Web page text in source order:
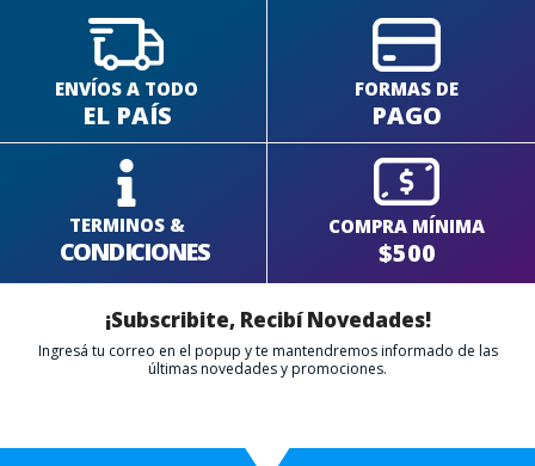
ENVÍOS A TODO
EL PAÍS
FORMAS DE
PAGO
TERMINOS &
CONDICIONES
COMPRA MÍNIMA
$500
¡Subscribite, Recibí Novedades!
Ingresá tu correo en el popup y te mantendremos informado de las
últimas novedades y promociones.